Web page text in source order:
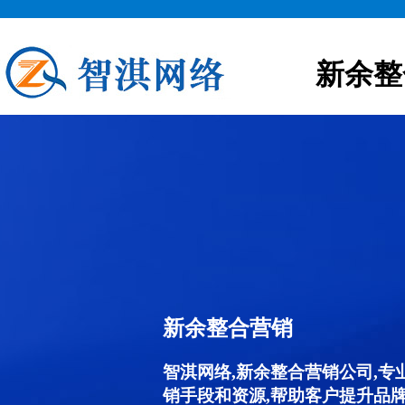
新余
新余整合营销
智淇网络,新余整合营销公司,专
销手段和资源,帮助客户提升品